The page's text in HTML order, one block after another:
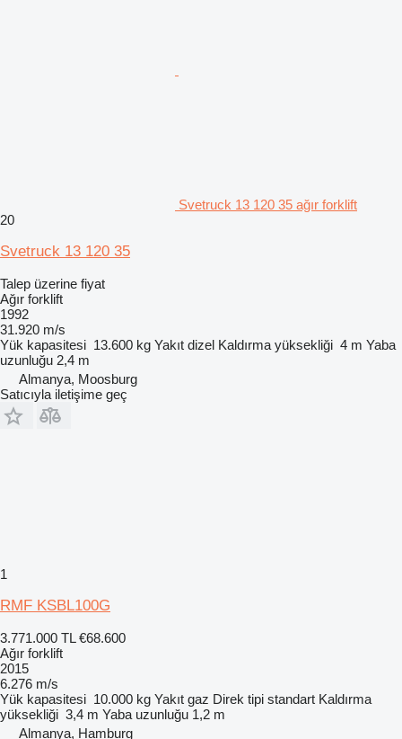
Svetruck 13 120 35 ağır forklift
20
Svetruck 13 120 35
Talep üzerine fiyat
Ağır forklift
1992
31.920 m/s
Yük kapasitesi 13.600 kg Yakıt dizel Kaldırma yüksekliği 4 m Yaba
uzunluğu 2,4 m
Almanya, Moosburg
Satıcıyla iletişime geç
1
RMF KSBL100G
3.771.000 TL €68.600
Ağır forklift
2015
6.276 m/s
Yük kapasitesi 10.000 kg Yakıt gaz Direk tipi standart Kaldırma
yüksekliği 3,4 m Yaba uzunluğu 1,2 m
Almanya, Hamburg